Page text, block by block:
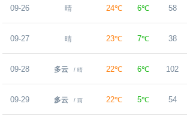
09-26 晴 24℃ 6℃ 58
09-27 晴 23℃ 7℃ 38
09-28 多云 / 晴 22℃ 6℃ 102
09-29 多云 / 雨 22℃ 5℃ 54